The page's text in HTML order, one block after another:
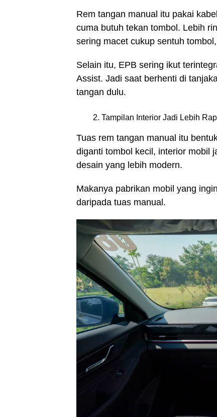
Rem tangan manual itu pakai
cuma butuh tekan tombol. Lebih
sering macet cukup sentuh
Selain itu, EPB sering ikut
Assist. Jadi saat berhenti di
tangan dulu.
Tampilan Interior Jadi Lebih
Tuas rem tangan manual itu
diganti tombol kecil, interior mobil
desain yang lebih modern.
Makanya pabrikan mobil yang
daripada tuas manual.